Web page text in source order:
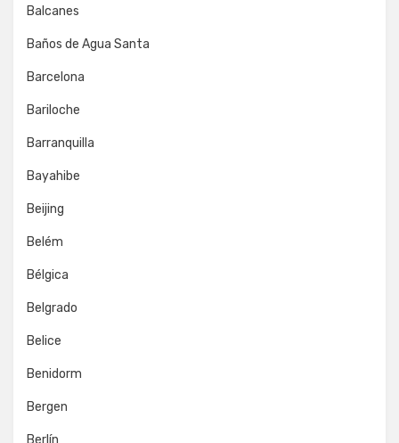
Balcanes
Baños de Agua Santa
Barcelona
Bariloche
Barranquilla
Bayahibe
Beijing
Belém
Bélgica
Belgrado
Belice
Benidorm
Bergen
Berlín